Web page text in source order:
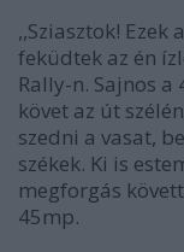
,,Sziasztok!
feküdtek az én
Rally-n. Sajnos
követ az út
szedni a vasat,
székek. Ki is
megforgás
45mp.